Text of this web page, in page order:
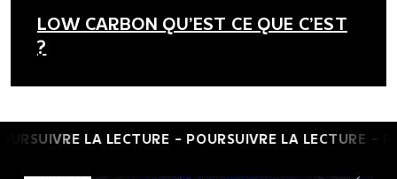
LOW CARBON QU’EST CE QUE C’EST
?
POURSUIVRE LA LECTURE -POURSUIVRE LA